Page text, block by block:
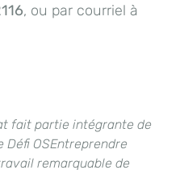
, ou par courriel à
fait partie intégrante de
Défi OSEntreprendre
remarquable de